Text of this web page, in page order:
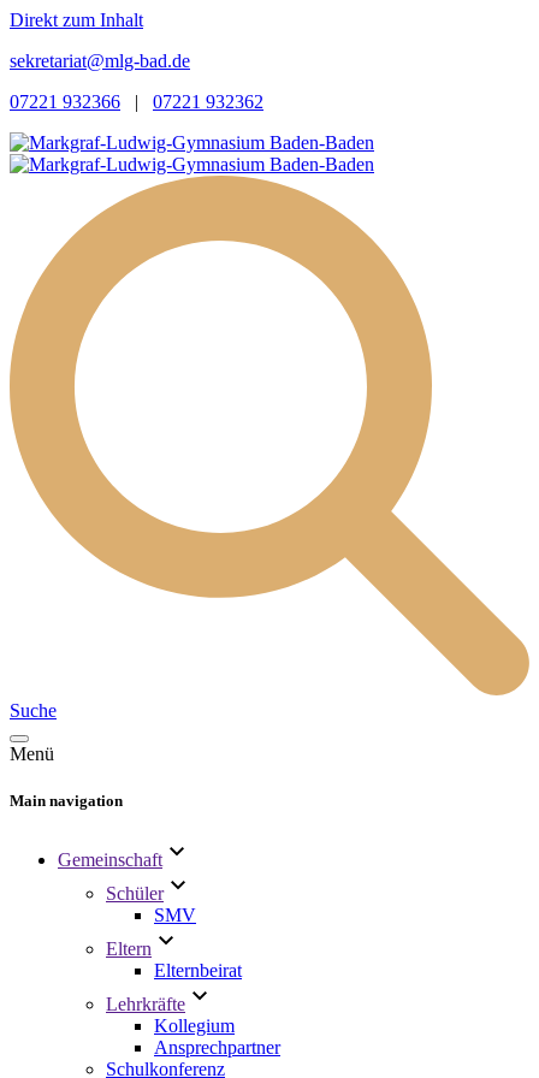
Direkt zum Inhalt
sekretariat@mlg-bad.de
07221 932366 | 07221 932362
Suche
Menü
Main navigation
Gemeinschaft
Schüler
SMV
Eltern
Elternbeirat
Lehrkräfte
Kollegium
Ansprechpartner
Schulkonferenz